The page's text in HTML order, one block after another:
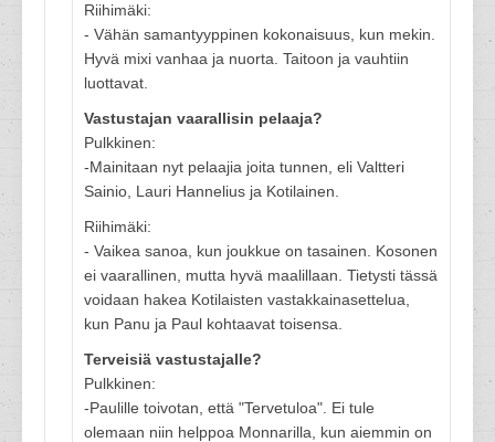
Riihimäki:
- Vähän samantyyppinen kokonaisuus, kun mekin.
Hyvä mixi vanhaa ja nuorta. Taitoon ja vauhtiin
luottavat.
Vastustajan vaarallisin pelaaja?
Pulkkinen:
-Mainitaan nyt pelaajia joita tunnen, eli Valtteri
Sainio, Lauri Hannelius ja Kotilainen.
Riihimäki:
- Vaikea sanoa, kun joukkue on tasainen. Kosonen
ei vaarallinen, mutta hyvä maalillaan. Tietysti tässä
voidaan hakea Kotilaisten vastakkainasettelua,
kun Panu ja Paul kohtaavat toisensa.
Terveisiä vastustajalle?
Pulkkinen:
-Paulille toivotan, että "Tervetuloa". Ei tule
olemaan niin helppoa Monnarilla, kun aiemmin on